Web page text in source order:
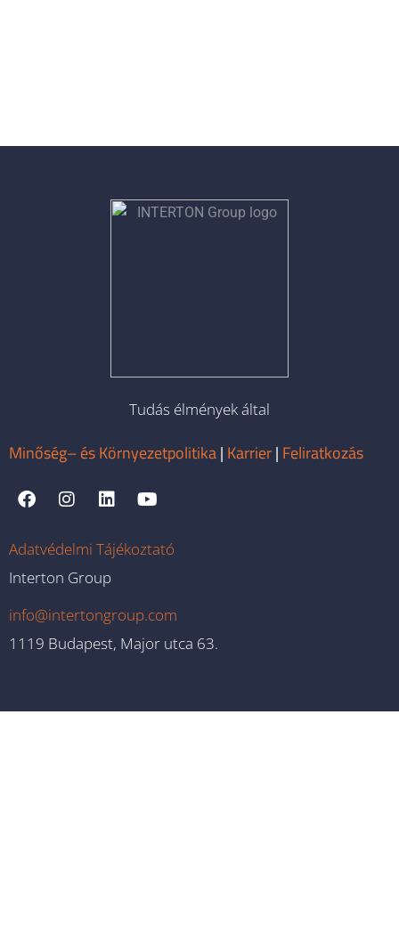
Tudás élmények által
Minőség– és Környezetpolitika| Karrier| Feliratkozás
Adatvédelmi Tájékoztató
Interton Group
info@intertongroup.com
1119 Budapest, Major utca 63.